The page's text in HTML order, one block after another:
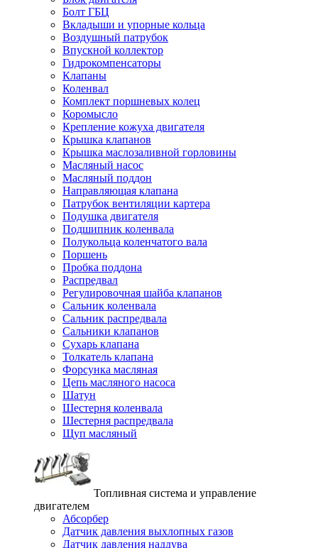
Болт ГБЦ
Вкладыши и упорные кольца
Воздушный патрубок
Впускной коллектор
Гидрокомпенсаторы
Клапаны
Коленвал
Комплект поршневых колец
Коромысло
Крепление кожуха двигателя
Крышка клапанов
Крышка маслозаливной горловины
Масляный насос
Масляный поддон
Направляющая клапана
Патрубок вентиляции картера
Подушка двигателя
Подшипник коленвала
Полукольца коленчатого вала
Поршень
Пробка поддона
Распредвал
Регулировочная шайба клапанов
Сальник коленвала
Сальник распредвала
Сальники клапанов
Сухарь клапана
Толкатель клапана
Форсунка масляная
Цепь масляного насоса
Шатун
Шестерня коленвала
Шестерня распредвала
Щуп масляный
Топливная система и управление
двигателем
Абсорбер
Датчик давления выхлопных газов
Датчик давления наддува